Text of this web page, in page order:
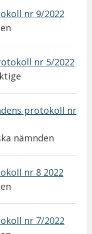
nr 9/2022
nr 5/2022
protokoll nr
nämnden
nr 8 2022
nr 7/2022